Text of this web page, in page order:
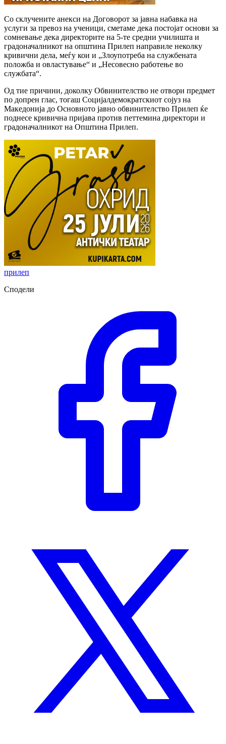
Со склучените анекси на Договорот за јавна набавка на
услуги за превоз на ученици, сметаме дека постојат основи за
сомневање дека директорите на 5-те средни училишта и
градоначалникот на општина Прилеп направиле неколку
кривични дела, меѓу кои и „Злоупотреба на службената
положба и овластување“ и „Несовесно работење во
службата“.
Од тие причини, доколку Обвинителство не отвори предмет
по допрен глас, тогаш Социјалдемократскиот сојуз на
Македонија до Основното јавно обвинителство Прилеп ќе
поднесе кривична пријава против петтемина директори и
градоначалникот на Општина Прилеп.
прилеп
Сподели